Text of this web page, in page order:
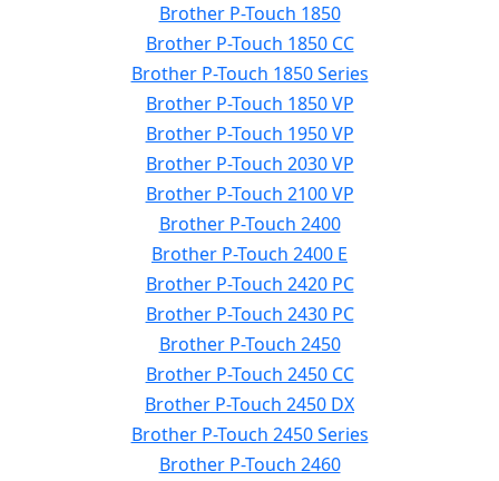
Brother P-Touch 1850
Brother P-Touch 1850 CC
Brother P-Touch 1850 Series
Brother P-Touch 1850 VP
Brother P-Touch 1950 VP
Brother P-Touch 2030 VP
Brother P-Touch 2100 VP
Brother P-Touch 2400
Brother P-Touch 2400 E
Brother P-Touch 2420 PC
Brother P-Touch 2430 PC
Brother P-Touch 2450
Brother P-Touch 2450 CC
Brother P-Touch 2450 DX
Brother P-Touch 2450 Series
Brother P-Touch 2460